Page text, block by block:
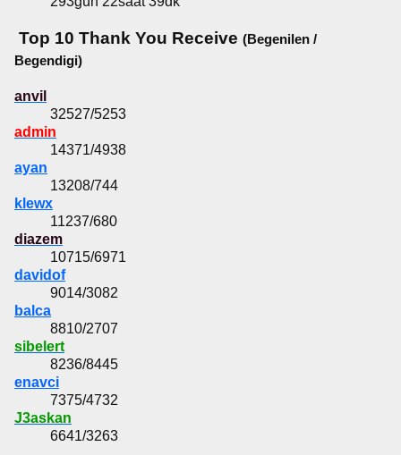
Top 10 Thank You Receive (Begenilen /
Begendigi)
anvil
32527/5253
admin
14371/4938
ayan
13208/744
klewx
11237/680
diazem
10715/6971
davidof
9014/3082
balca
8810/2707
sibelert
8236/8445
enavci
7375/4732
J3askan
6641/3263